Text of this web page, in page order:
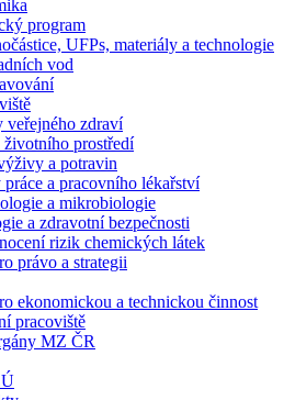
program
UFPs, materiály a technologie
vod
veřejného zdraví
prostředí
a potravin
a pracovního lékařství
a mikrobiologie
a zdravotní bezpečnosti
rizik chemických látek
právo a strategii
ekonomickou a technickou činnost
pracoviště
MZ ČR